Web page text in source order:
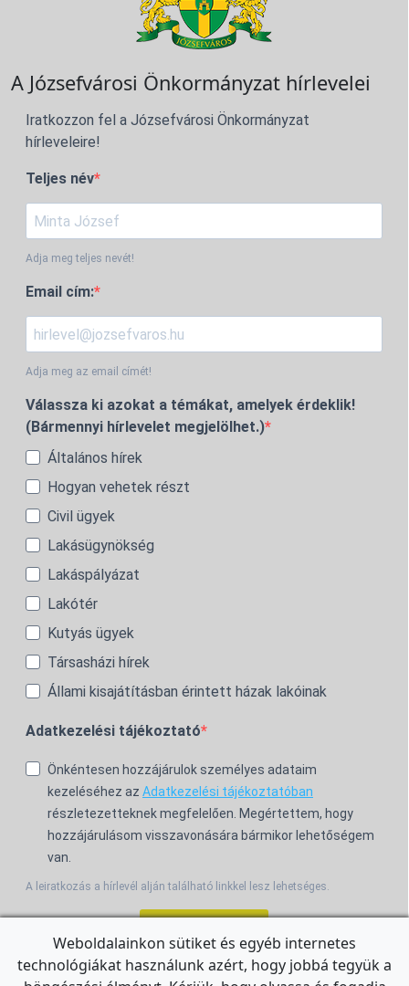
A Józsefvárosi Önkormányzat hírlevelei
Iratkozzon fel a Józsefvárosi Önkormányzat
hírleveleire!
Teljes név
Adja meg teljes nevét!
Email cím:
Adja meg az email címét!
Válassza ki azokat a témákat, amelyek érdeklik!
(Bármennyi hírlevelet megjelölhet.)
Általános hírek
Hogyan vehetek részt
Civil ügyek
Lakásügynökség
Lakáspályázat
Lakótér
Kutyás ügyek
Társasházi hírek
Állami kisajátításban érintett házak lakóinak
Adatkezelési tájékoztató
Önkéntesen hozzájárulok személyes adataim
kezeléséhez az Adatkezelési tájékoztatóban
részletezetteknek megfelelően. Megértettem, hogy
hozzájárulásom visszavonására bármikor lehetőségem
van.
A leiratkozás a hírlevél alján található linkkel lesz lehetséges.
For the English Newsletter, clickHERE.
Weboldalainkon sütiket és egyéb internetes
technológiákat használunk azért, hogy jobbá tegyük a